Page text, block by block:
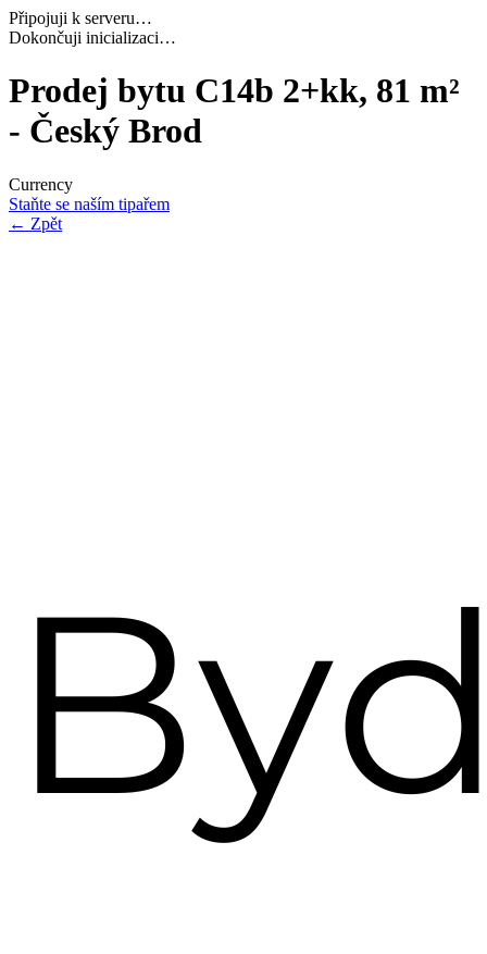
Připojuji k serveru…
Navazuji bezpečné spojení…
Prodej bytu C14b 2+kk, 81 m²
- Český Brod
Currency
Staňte se naším tipařem
← Zpět